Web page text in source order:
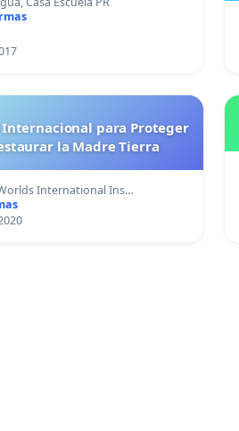
para Proteger
la Madre Tierra
International Ins…